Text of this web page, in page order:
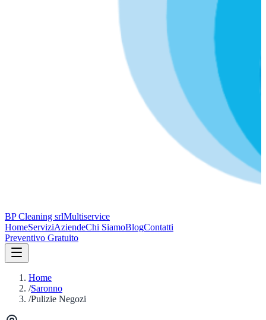
BP Cleaning srlMultiservice
HomeServiziAziendeChi SiamoBlogContatti
Preventivo Gratuito
Home
/Saronno
/Pulizie Negozi